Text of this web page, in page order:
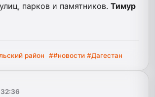
парков и памятников. Тимур
район ##новости #Дагестан